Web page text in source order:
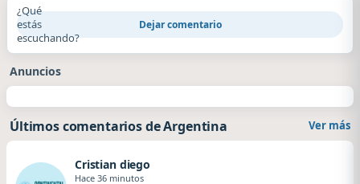
¿Qué
estás
escuchando?
Dejar comentario
Anuncios
Últimos comentarios de Argentina Ver más
Cristian diego
Hace 36 minutos